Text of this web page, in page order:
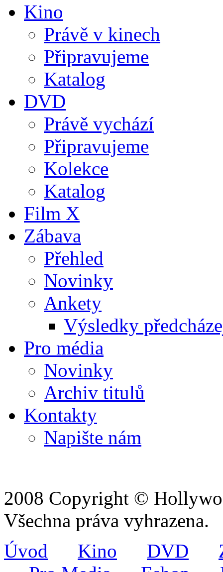
Kino
Právě v kinech
Připravujeme
Katalog
DVD
Právě vychází
Připravujeme
Kolekce
Katalog
Film X
Zábava
Přehled
Novinky
Ankety
Výsledky
Pro média
Novinky
Archiv titulů
Kontakty
Napište nám
2008 Copyright ©
Všechna práva vyhrazena.
Úvod
Kino DVD